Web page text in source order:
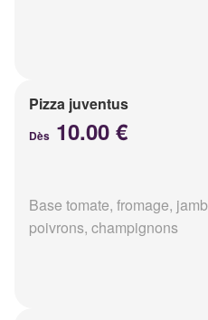
Pizza juventus
Dès 10.00 €
Base tomate, fromage,
poivrons, champignons